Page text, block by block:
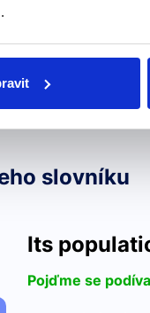
slovníku
Its
Pojďme se